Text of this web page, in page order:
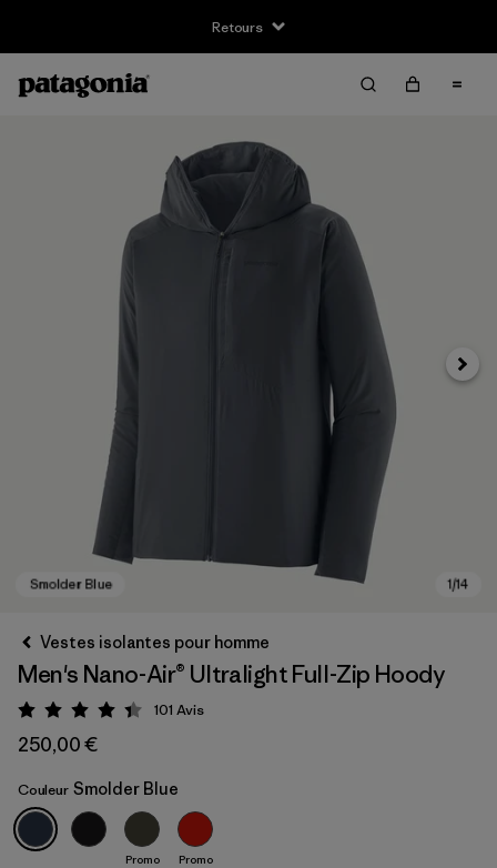
Retours
Smolder Blue
Vestes isolantes pour homme
Men's Nano-Air® Ultralight Full-Zip Hoody
Évaluation: 4.3 / 5
101 Avis
250,00 €
Couleur Smolder Blue
Promo Promo